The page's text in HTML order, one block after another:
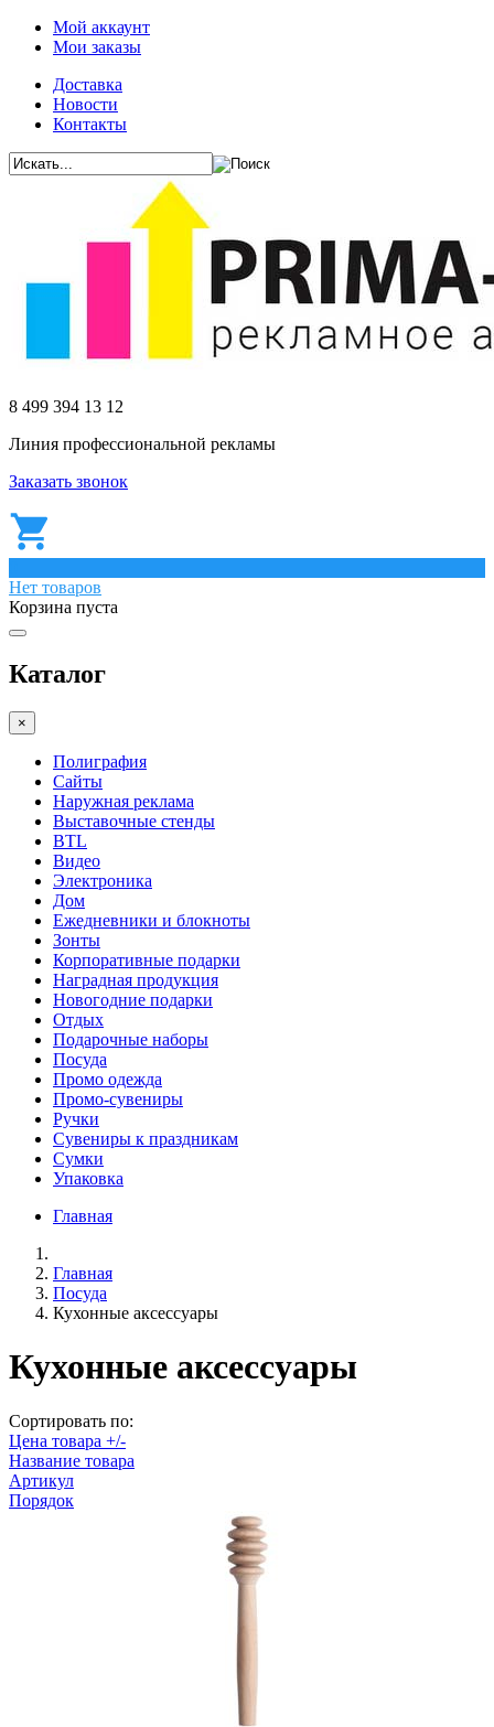
Мой аккаунт
Мои заказы
Доставка
Новости
Контакты
8 499 394 13 12
Линия профессиональной рекламы
Заказать звонок
Нет товаров
Корзина пуста
Каталог
×
Полиграфия
Сайты
Наружная реклама
Выставочные стенды
BTL
Видео
Электроника
Дом
Ежедневники и блокноты
Зонты
Корпоративные подарки
Наградная продукция
Новогодние подарки
Отдых
Подарочные наборы
Посуда
Промо одежда
Промо-сувениры
Ручки
Сувениры к праздникам
Сумки
Упаковка
Главная
Главная
Посуда
Кухонные аксессуары
Кухонные аксессуары
Сортировать по:
Цена товара +/-
Название товара
Артикул
Порядок